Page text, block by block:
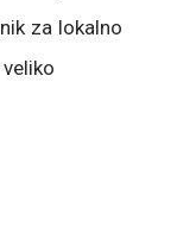
za lokalno